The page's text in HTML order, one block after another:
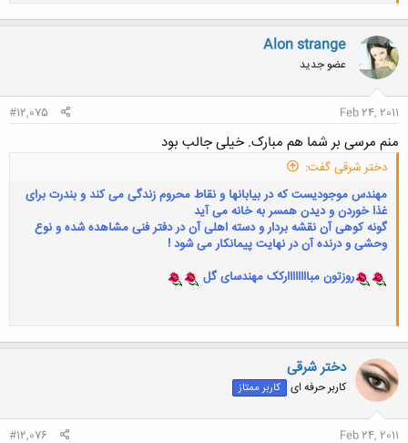
کلیک کنید تا باز شود...
Alon strange
عضو جدید
Feb 24, 2011
#12,075
منم مرسی بر شما هم مبارک. خیلی جالب بود
دختر شرقی گفت:
مهندس موجودیست که در بیابانها و نقاط محروم زندگی می کند و بندرت برای
غذا خوردن و دیدن همسر به خانه می آید
گونه کوهی آن نقشه بردار و دسته اهلی آن در دفتر فنی مشاهده شده و نوع
وحشی و درنده آن در نهایت پیمانکار می شود !
روزتون مباااااااارکک مهندسای گل
دختر شرقی
کاربر حرفه ای کاربر ممتاز
Feb 24, 2011
#12,076